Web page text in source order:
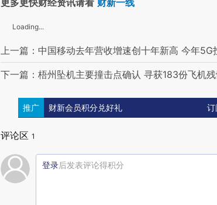
更多更快财经资讯请看 财新一线
Loading...
上一篇：中国移动去年营收增速创十年新高 今年5G
下一篇：梧州坠机主要撞击点确认 寻获183份飞机
推广 财新会员积分兑好礼 订
评论区 1
登录后发表评论得积分